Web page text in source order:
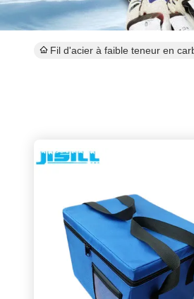
Fil d'acier à faible teneur en